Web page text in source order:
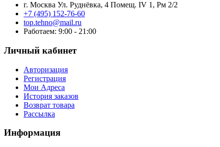
г. Москва Ул. Руднёвка, 4 Помещ. IV 1, Рм 2/2
+7 (495) 152-76-60
top.tehno@mail.ru
Работаем: 9:00 - 21:00
Личный кабинет
Авторизация
Регистрация
Мои Адреса
История заказов
Возврат товара
Рассылка
Информация